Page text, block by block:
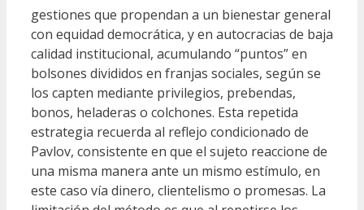
gestiones que propendan a un bienestar general
con equidad democrática, y en autocracias de baja
calidad institucional, acumulando “puntos” en
bolsones divididos en franjas sociales, según se
los capten mediante privilegios, prebendas,
bonos, heladeras o colchones. Esta repetida
estrategia recuerda al reflejo condicionado de
Pavlov, consistente en que el sujeto reaccione de
una misma manera ante un mismo estímulo, en
este caso vía dinero, clientelismo o promesas. La